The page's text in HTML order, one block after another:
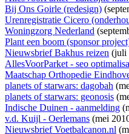
Bij Ons Goirle (redesign)
Urenregistratie Cicero
Woningzorg Nederland
Plant een boom (sponsor
Nieuwsbrief Bakhus reizen (juli
AllesVoorParket - seo
Maatschap Orthopedie
planets of starwars: dagobah
planets of starwars: geonosis
Indische Duinen - aanmelding
v.d. Kuijl - Oerlemans (mei
Nieuwsbrief Voetbalcanon.nl